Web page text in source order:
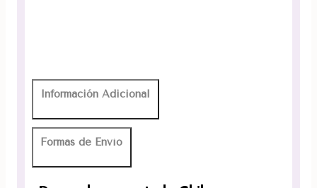
Información Adicional
Formas de Envío